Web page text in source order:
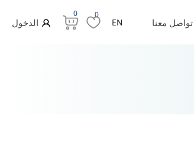
تواصل معنا EN
0
0
الدخول